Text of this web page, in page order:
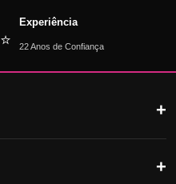
⭐
Experiência
22 Anos de Confiança